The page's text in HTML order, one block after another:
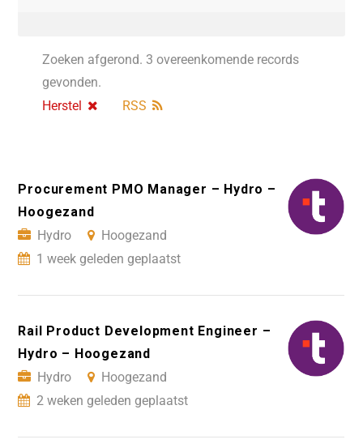
Zoeken afgerond. 3 overeenkomende records
gevonden.
Herstel
RSS
Procurement PMO Manager – Hydro –
Hoogezand
Hydro
Hoogezand
1 week geleden geplaatst
Rail Product Development Engineer –
Hydro – Hoogezand
Hydro
Hoogezand
2 weken geleden geplaatst